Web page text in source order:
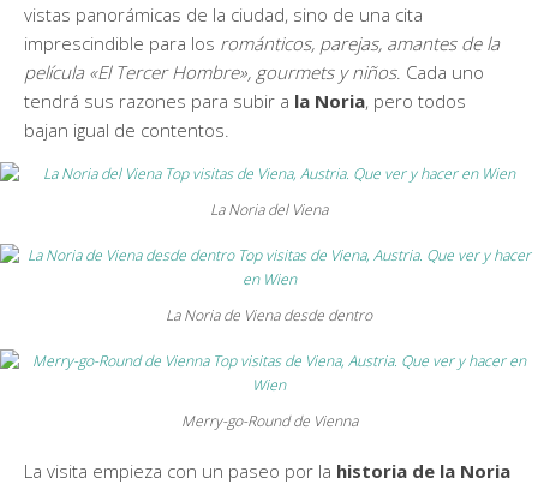
vistas panorámicas de la ciudad, sino de una cita
imprescindible para los románticos, parejas, amantes de la
película «El Tercer Hombre», gourmets y niños. Cada uno
tendrá sus razones para subir a la Noria, pero todos
bajan igual de contentos.
La Noria del Viena
La Noria de Viena desde dentro
Merry-go-Round de Vienna
La visita empieza con un paseo por la historia de la Noria